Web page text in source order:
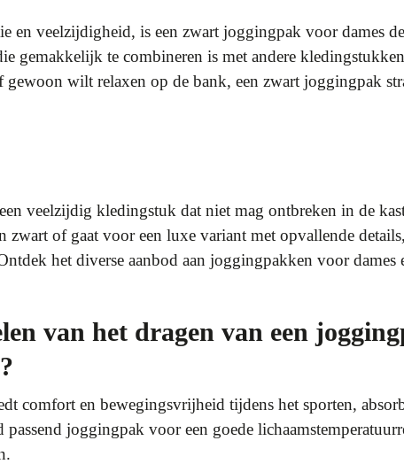
en veelzijdigheid, is een zwart joggingpak voor dames
gemakkelijk te combineren is met andere
wilt relaxen op de bank, een zwart joggingpak
veelzijdig kledingstuk dat niet mag ontbreken in de
zwart of gaat voor een luxe variant met opvallende
het diverse aanbod aan joggingpakken voor dames
van het dragen van een
comfort en bewegingsvrijheid tijdens het sporten,
passend joggingpak voor een goede